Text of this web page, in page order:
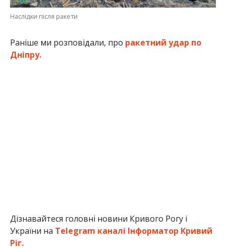
Наслідки після ракети
Раніше ми розповідали, про ракетний удар по
Дніпру.
Дізнавайтеся головні новини Кривого Рогу і
України на Telegram каналі Інформатор Кривий
Ріг.